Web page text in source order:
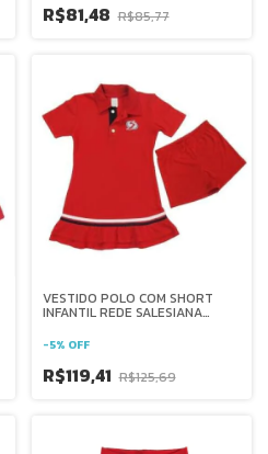
R$81,48 R$85,77
VESTIDO POLO COM SHORT
INFANTIL REDE SALESIANA
-5% OFF
R$119,41 R$125,69